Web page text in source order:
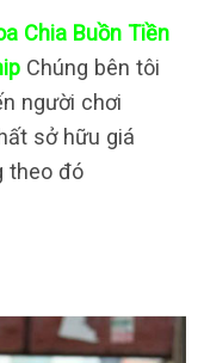
Chia Buồn Tiền
Chúng bên tôi
người chơi
sở hữu giá
theo đó